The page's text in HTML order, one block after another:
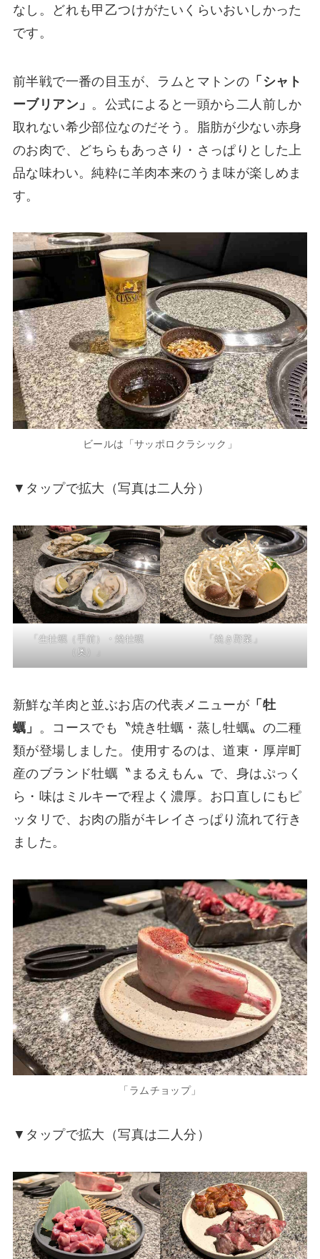
なし。どれも甲乙つけがたいくらいおいしかった
です。
前半戦で一番の目玉が、ラムとマトンの 「シャト
ーブリアン」 。公式によると一頭から二人前しか
取れない希少部位なのだそう。脂肪が少ない赤身
のお肉で、どちらもあっさり・さっぱりとした上
品な味わい。純粋に羊肉本来のうま味が楽しめま
す。
ビールは「サッポロクラシック」
▼タップで拡大（写真は二人分）
「生牡蠣（手前）・焼牡蠣
（奥）」
「焼き野菜」
新鮮な羊肉と並ぶお店の代表メニューが 「牡
蠣」
。コースでも〝焼き牡蠣・蒸し牡蠣〟の二種
類が登場しました。使用するのは、道東・厚岸町
産のブランド牡蠣〝まるえもん〟で、身はぷっく
ら・味はミルキーで程よく濃厚。お口直しにもピ
ッタリで、お肉の脂がキレイさっぱり流れて行き
ました。
「ラムチョップ」
▼タップで拡大（写真は二人分）